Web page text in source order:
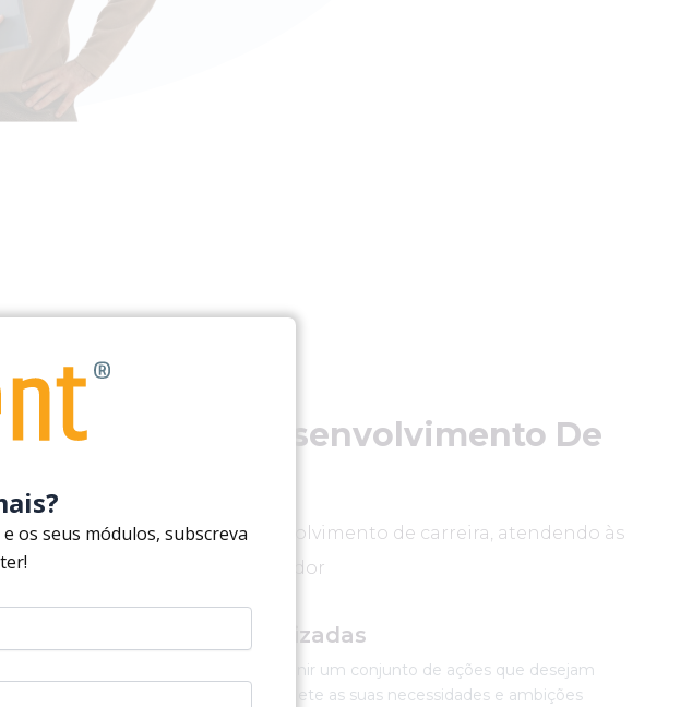
Plano De Desenvolvimento De
flexível que incentiva o desenvolvimento de carreira, atendendo às
específicas de cada colaborador
incluem:
de ações personalizadas
têm a capacidade de definir um conjunto de ações que desejam
permitindo um plano que reflete as suas necessidades e ambições
os seus módulos, subscreva